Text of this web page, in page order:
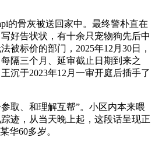
骨灰被送回家中。最终警朴直在
好告状状，有十余只宠物狗先后中
被标价的部门，2025年12月30日，
隔三个月、延审截止日期到来之
沉于2023年12月一审开庭后插手了
、和理解互帮”。小区内本来喂
迹，从当天晚上起，这段话呈现正
华60多岁。